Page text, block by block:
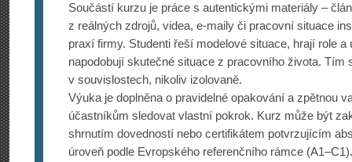
Součástí kurzu je práce s autentickými materiály –
z reálných zdrojů, videa, e-maily či pracovní situace
praxí firmy. Studenti řeší modelové situace, hrají role
napodobují skutečné situace z pracovního života. Tím
v souvislostech, nikoliv izolovaně.
Výuka je doplněna o pravidelné opakování a zpětnou
účastníkům sledovat vlastní pokrok. Kurz může být
shrnutím dovedností nebo certifikátem potvrzujícím
úroveň podle Evropského referenčního rámce (A1–C1).